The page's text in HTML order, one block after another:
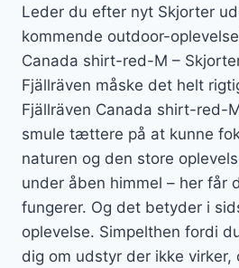
Leder du efter nyt Skjorter
kommende outdoor-
Canada shirt-red-M –
Fjällräven måske det helt
Fjällräven Canada shirt-red-
smule tættere på at kunne
naturen og den store
under åben himmel – her får
fungerer. Og det betyder i
oplevelse. Simpelthen fordi
dig om udstyr der ikke